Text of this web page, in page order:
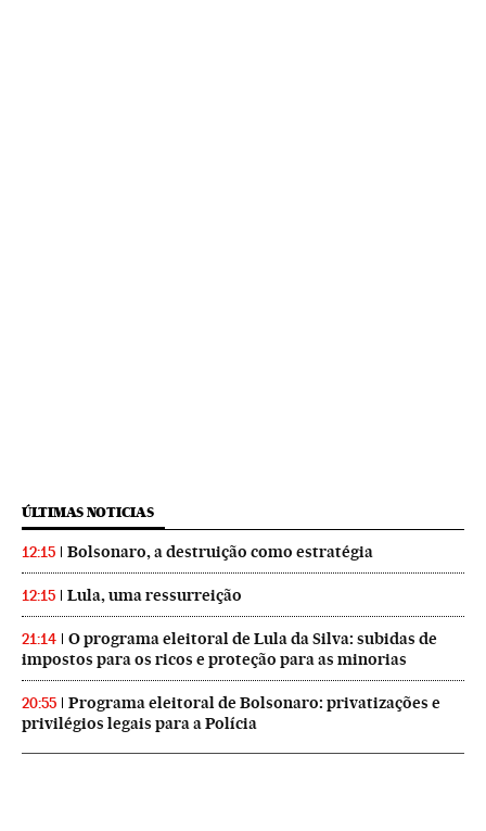
ÚLTIMAS NOTICIAS
12:15 Bolsonaro, a destruição como estratégia
12:15 Lula, uma ressurreição
21:14
O programa eleitoral de Lula da Silva: subidas de
impostos para os ricos e proteção para as minorias
20:55
Programa eleitoral de Bolsonaro: privatizações e
privilégios legais para a Polícia